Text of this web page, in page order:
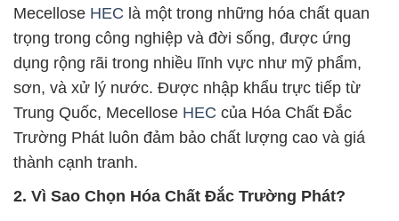
Mecellose HEC là một trong những hóa chất quan
trọng trong công nghiệp và đời sống, được ứng
dụng rộng rãi trong nhiều lĩnh vực như mỹ phẩm,
sơn, và xử lý nước. Được nhập khẩu trực tiếp từ
Trung Quốc, Mecellose HEC của Hóa Chất Đắc
Trường Phát luôn đảm bảo chất lượng cao và giá
thành cạnh tranh.
2. Vì Sao Chọn Hóa Chất Đắc Trường Phát?